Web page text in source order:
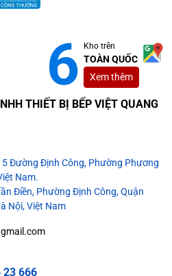
Kho trên
TOÀN QUỐC
Xem thêm
THIẾT BỊ BẾP VIỆT QUANG
Đường Định Công, Phường Phương
Nam.
Điền, Phường Định Công, Quận
Nội, Việt Nam
23 666